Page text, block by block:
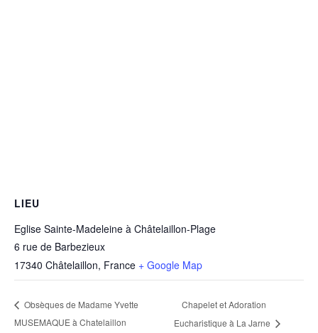
LIEU
Eglise Sainte-Madeleine à Châtelaillon-Plage
6 rue de Barbezieux
17340 Châtelaillon, France + Google Map
Obsèques de Madame Yvette
MUSEMAQUE à Chatelaillon
Chapelet et Adoration
Eucharistique à La Jarne